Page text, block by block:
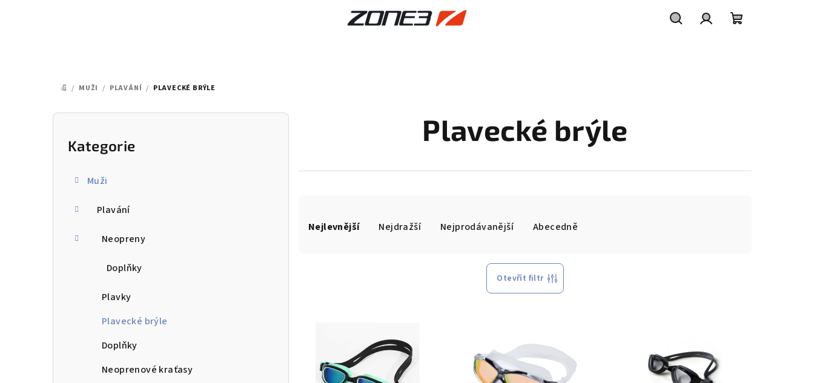
DOMŮ
/ MUŽI / PLAVÁNÍ / PLAVECKÉ BRÝLE
P
Přeskočit
kategorie
Kategorie
Muži
Plavání
Neopreny
Doplňky
Plavky
Plavecké brýle
Doplňky
Neoprenové kraťasy
Plavecké brýle
aNejlevnější Nejdražší Nejprodávanější Abecedně
Otevřít filtr